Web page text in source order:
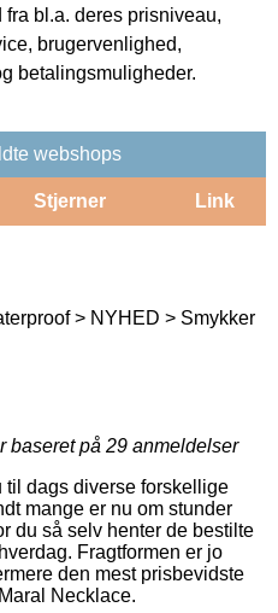
bl.a. deres prisniveau,
brugervenlighed,
betalingsmuligheder.
webshops
Stjerner Link
> NYHED > Smykker
baseret på 29 anmeldelser
til dags diverse forskellige
mange er nu om stunder
du så selv henter de bestilte
Fragtformen er jo
den mest prisbevidste
Necklace.